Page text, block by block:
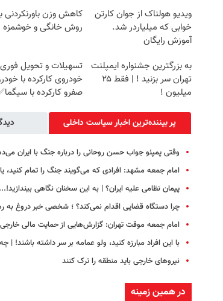
ویدیو هولناک از جوان کارتن
خوابی که میلیاردر شد.
آموزش رایگان
کاهش وزن باورنکردنی
روش خانگی و خوشمزه
به بزرگترین جشنواره ایمپلنت
تهران سر بزنید ! | فقط ۲۵
میلیون !
تسهیلات و تحویل فوری
خودروی کارکرده با
صفرو کارکرده با
پر بیننده‌ترین اخبار سیاست داخلی
وقتی پمپئو جواب حسن روحانی را درباره جنگ با ایران
امام جمعه مشهد: افرادی که می‌گویند جنگ را تمام کنید،
پیمان نظامی علیه ایران؟ | به این سخنان نگاهی
چرا دستگاه قضایی اقدام نمی‌کند؟ ؛ شخصی خبر دروغ به
امام جمعه موقت تهران: گزارش‌هایی از حمایت مالی
با این افراد مبارزه کنید، ولو عمامه بر سر داشته
نیروهای خارجی باید منطقه را ترک کنند
در همین زمینه